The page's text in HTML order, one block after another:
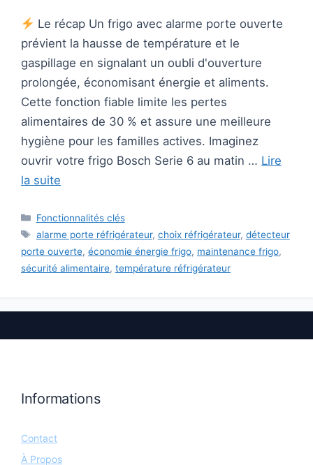
Le récap Un frigo avec alarme porte ouverte
prévient la hausse de température et le
gaspillage en signalant un oubli d'ouverture
prolongée, économisant énergie et aliments.
Cette fonction fiable limite les pertes
alimentaires de 30 % et assure une meilleure
hygiène pour les familles actives. Imaginez
ouvrir votre frigo Bosch Serie 6 au matin … Lire
la suite
Catégories
Fonctionnalités clés
Étiquettes
alarme porte réfrigérateur, choix réfrigérateur, détecteur
porte ouverte, économie énergie frigo, maintenance frigo,
sécurité alimentaire, température réfrigérateur
Informations
Contact
À Propos